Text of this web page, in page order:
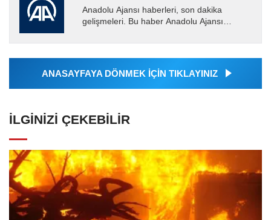
Anadolu Ajansı haberleri, son dakika
gelişmeleri. Bu haber Anadolu Ajansı
tarafından geçilen tüm...
ANASAYFAYA DÖNMEK İÇİN TIKLAYINIZ
İLGINIZI ÇEKEBILIR